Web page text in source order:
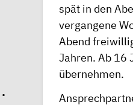
•
spät in den
vergangene
Abend
Jahren. Ab 16
übernehmen.